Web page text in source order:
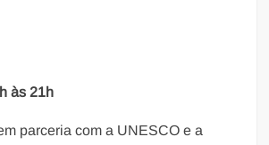
às 21h
parceria com a UNESCO e a